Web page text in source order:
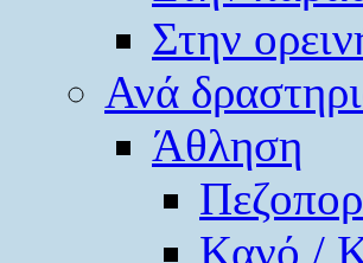
Στην
Ανά
Άθληση
Κανό /